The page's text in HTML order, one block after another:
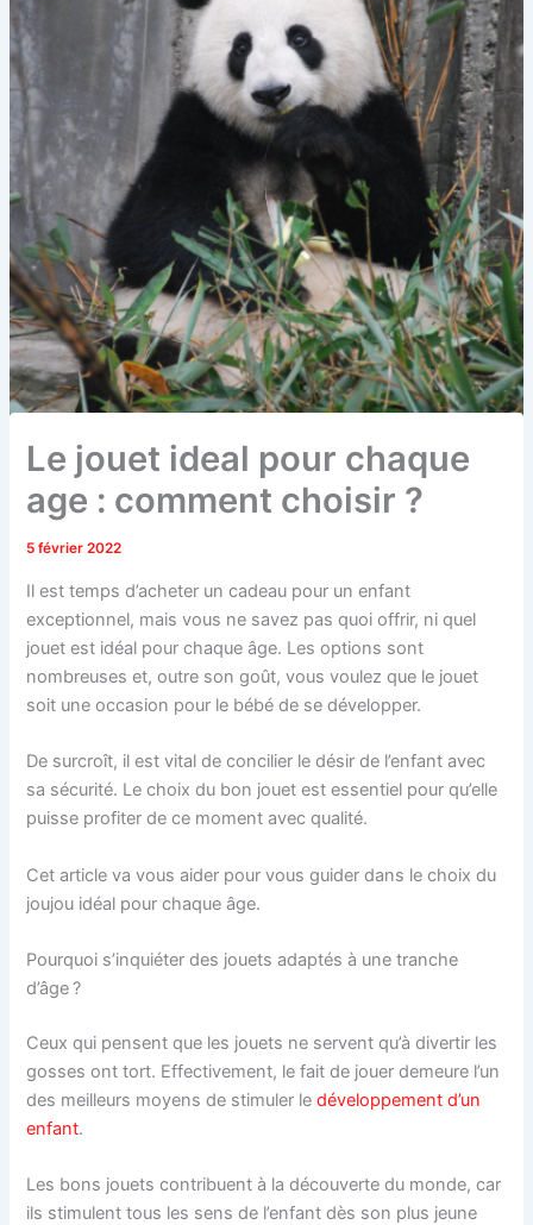
Le jouet ideal pour chaque
age : comment choisir ?
5 février 2022
Il est temps d’acheter un cadeau pour un enfant
exceptionnel, mais vous ne savez pas quoi offrir, ni quel
jouet est idéal pour chaque âge. Les options sont
nombreuses et, outre son goût, vous voulez que le jouet
soit une occasion pour le bébé de se développer.
De surcroît, il est vital de concilier le désir de l’enfant avec
sa sécurité. Le choix du bon jouet est essentiel pour qu’elle
puisse profiter de ce moment avec qualité.
Cet article va vous aider pour vous guider dans le choix du
joujou idéal pour chaque âge.
Pourquoi s’inquiéter des jouets adaptés à une tranche
d’âge ?
Ceux qui pensent que les jouets ne servent qu’à divertir les
gosses ont tort. Effectivement, le fait de jouer demeure l’un
des meilleurs moyens de stimuler ledéveloppement d’un
enfant.
Les bons jouets contribuent à la découverte du monde, car
ils stimulent tous les sens de l’enfant dès son plus jeune